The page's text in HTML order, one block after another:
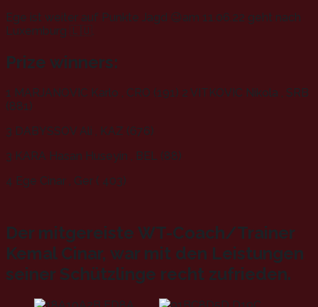
Ege ist weiter auf Punkte Jagd 😉am 11.06.22 geht nach
Luxemburg 🇱🇺.
Prize winners:
1 MARJANOVIC Karlo , CRO (191) 2 VITKOVIC Nikola , SRB
(881)
3 DABYSSOV Ali , KAZ (676)
3 KARA Hasan Huseyin , BEL (88)
4 Ege Cinar , Ger ( 403)
Der mitgereiste WT-Coach/Trainer
Kemal Cinar, war mit den Leistungen
seiner Schützlinge recht zufrieden.